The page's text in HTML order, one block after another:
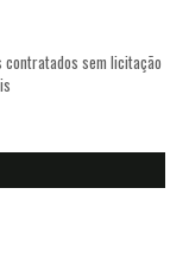
contratados sem licitação